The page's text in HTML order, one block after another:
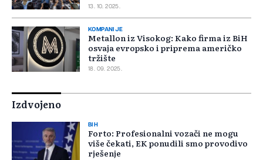
13. 10. 2025.
KOMPANIJE
Metallon iz Visokog: Kako firma iz BiH
osvaja evropsko i priprema američko
tržište
18. 09. 2025.
Izdvojeno
BIH
Forto: Profesionalni vozači ne mogu
više čekati, EK ponudili smo provodivo
rješenje